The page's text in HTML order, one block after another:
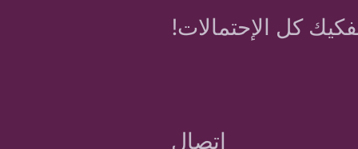
كل الإحتمالات!
اتصال